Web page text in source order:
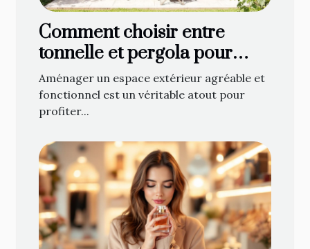
Comment choisir entre
tonnelle et pergola pour
optimiser votre espace
extérieur ?
Aménager un espace extérieur agréable et
fonctionnel est un véritable atout pour
profiter...